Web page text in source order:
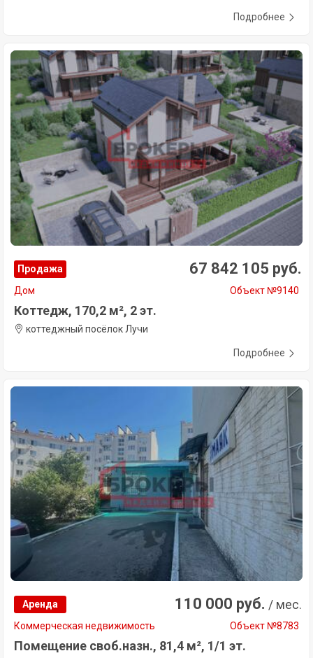
Подробнее
Продажа 67 842 105 руб.
Дом Объект №9140
Коттедж, 170,2 м², 2 эт.
коттеджный посёлок Лучи
Подробнее
Аренда 110 000 руб. / мес.
Коммерческая недвижимость Объект №8783
Помещение своб.назн., 81,4 м², 1/1 эт.